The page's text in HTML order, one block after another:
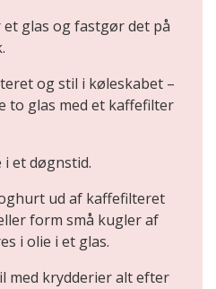
glas og fastgør det på
og stil i køleskabet –
to glas med et kaffefilter
et døgnstid.
ud af kaffefilteret
form små kugler af
i olie i et glas.
med krydderier alt efter